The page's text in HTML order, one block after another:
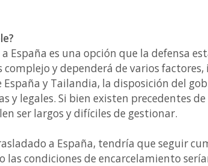
España es una opción que la defensa
complejo y dependerá de varios
y Tailandia, la disposición del
y legales. Si bien existen precedentes
ser largos y difíciles de gestionar.
a España, tendría que seguir
las condiciones de encarcelamiento